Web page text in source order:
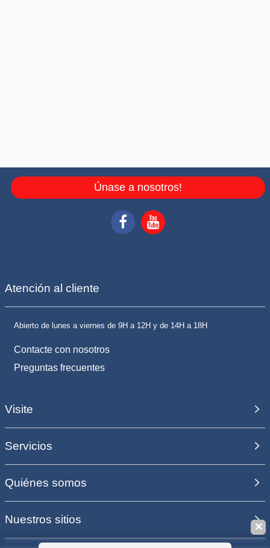
Únase a nosotros!
Atención al cliente
Abierto de lunes a viernes de 9H a 12H y de 14H a 18H
Contacte con nosotros
Preguntas frecuentes
Visite
Servicios
Quiénes somos
Nuestros sitios
✕